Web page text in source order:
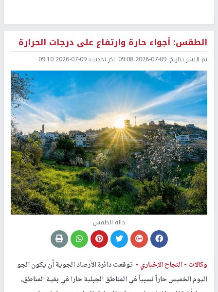
الطقس: أجواء حارة وارتفاع على درجات الحرارة
تم النشر بتاريخ: 2026-07-09 09:08 اخر تحديث: 2026-07-09 09:10
حالة الطقس
وكالات -النجاح الإخباري - توقعت دائرة الأرصاد الجوية أن يكون الجو
اليوم الخميسحاراً نسبياً في المناطق الجبلية حارافي بقية المناطق،